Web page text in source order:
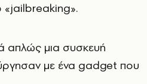
«jailbreaking».
απλώς μια συσκευή
με ένα gadget που